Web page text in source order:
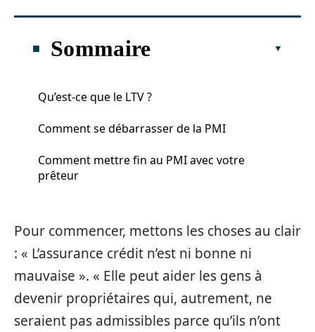
Sommaire
Qu’est-ce que le LTV ?
Comment se débarrasser de la PMI
Comment mettre fin au PMI avec votre
prêteur
Pour commencer, mettons les choses au clair
: « L’assurance crédit n’est ni bonne ni
mauvaise ». « Elle peut aider les gens à
devenir propriétaires qui, autrement, ne
seraient pas admissibles parce qu’ils n’ont